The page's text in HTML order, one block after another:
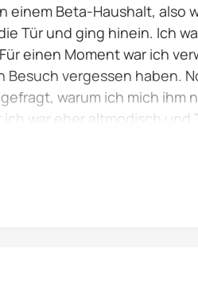
einem Beta-Haushalt, also
Tür und ging hinein. Ich
einen Moment war ich
Besuch vergessen haben.
warum ich mich
ich war eher altmodisch